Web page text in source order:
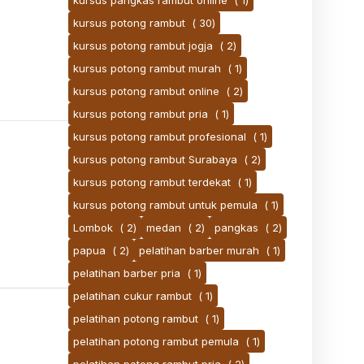
kursus potong rambut ( 30)
kursus potong rambut jogja
( 2)
kursus potong rambut murah
( 1)
kursus potong rambut online
( 2)
kursus potong rambut pria
( 1)
kursus potong rambut profesional
( 1)
kursus potong rambut Surabaya
( 2)
kursus potong rambut terdekat ( 1)
kursus potong rambut untuk pemula
( 1)
Lombok ( 2) medan ( 2) pangkas
( 2)
papua
( 2) pelatihan barber murah
( 1)
pelatihan barber pria
( 1)
pelatihan cukur rambut ( 1)
pelatihan potong rambut ( 1)
pelatihan potong rambut pemula
( 1)